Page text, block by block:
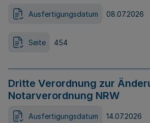
Ausfertigungsdatum 08.07.2026
Seite 454
Dritte Verordnung zur
Notarverordnung NRW
Ausfertigungsdatum 14.07.2026